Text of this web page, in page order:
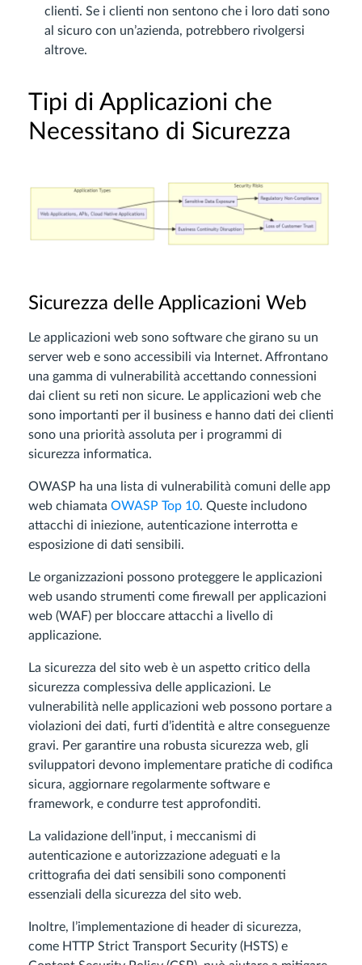
clienti. Se i clienti non sentono che i loro dati sono
al sicuro con un’azienda, potrebbero rivolgersi
altrove.
Tipi di Applicazioni che
Necessitano di Sicurezza
Sicurezza delle Applicazioni Web
Le applicazioni web sono software che girano su un
server web e sono accessibili via Internet. Affrontano
una gamma di vulnerabilità accettando connessioni
dai client su reti non sicure. Le applicazioni web che
sono importanti per il business e hanno dati dei clienti
sono una priorità assoluta per i programmi di
sicurezza informatica.
OWASP ha una lista di vulnerabilità comuni delle app
web chiamata OWASP Top 10. Queste includono
attacchi di iniezione, autenticazione interrotta e
esposizione di dati sensibili.
Le organizzazioni possono proteggere le applicazioni
web usando strumenti come firewall per applicazioni
web (WAF) per bloccare attacchi a livello di
applicazione.
La sicurezza del sito web è un aspetto critico della
sicurezza complessiva delle applicazioni. Le
vulnerabilità nelle applicazioni web possono portare a
violazioni dei dati, furti d’identità e altre conseguenze
gravi. Per garantire una robusta sicurezza web, gli
sviluppatori devono implementare pratiche di codifica
sicura, aggiornare regolarmente software e
framework, e condurre test approfonditi.
La validazione dell’input, i meccanismi di
autenticazione e autorizzazione adeguati e la
crittografia dei dati sensibili sono componenti
essenziali della sicurezza del sito web.
Inoltre, l’implementazione di header di sicurezza,
come HTTP Strict Transport Security (HSTS) e